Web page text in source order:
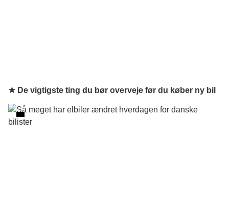
★ De vigtigste ting du bør overveje før du køber ny bil